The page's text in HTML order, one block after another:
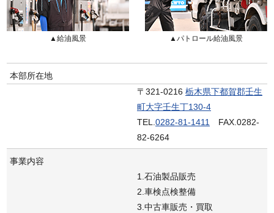
▲給油風景 ▲パトロール給油風景
本部所在地
〒321-0216 栃木県下都賀郡壬生
町大字壬生丁130-4
TEL. 0282-81-1411
FAX.0282-
82-6264
事業内容
1.石油製品販売
2.車検点検整備
3.中古車販売・買取